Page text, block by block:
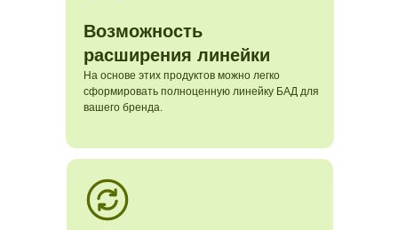
Возможность
расширения линейки
На основе этих продуктов можно легко
сформировать полноценную линейку БАД для
вашего бренда.